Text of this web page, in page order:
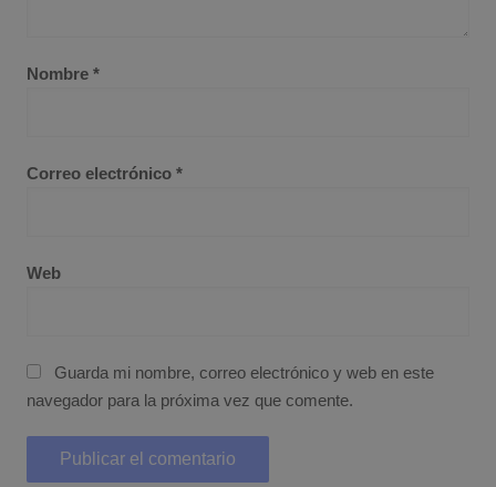
Nombre *
Correo electrónico *
Web
Guarda mi nombre, correo electrónico y web en este
navegador para la próxima vez que comente.